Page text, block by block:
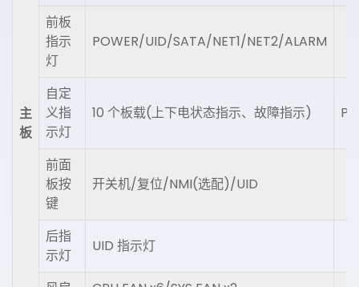
主
板
前板
指示
灯
POWER/UID/SATA/NET1/NET2/ALARM
自定
义指
示灯
10 个板载(上下电状态指示、故障指示)
前面
板按
键
开关机/复位/NMI(选配)/UID
后指
示灯
UID 指示灯